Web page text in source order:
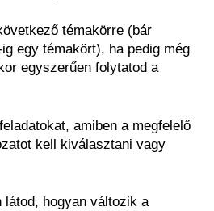
témakörre (bár
egy témakört), ha pedig még
egyszerűen folytatod a
amiben a megfelelő
kell kiválasztani vagy
látod, hogyan változik a